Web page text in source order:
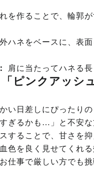
を作ることで、輪郭
外ハネをベースに、表
肩に当たってハネる
ピンクアッシ
い日差しにぴったりの
すぎるかも…」と不安
することで、甘さを
色を良く見せてくれ
仕事で厳しい方でも